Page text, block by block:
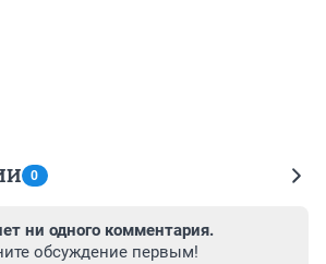
0
ни одного комментария.
обсуждение первым!